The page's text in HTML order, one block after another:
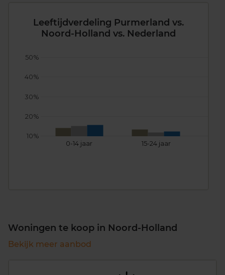
Leeftijdverdeling Purmerland vs.
Noord-Holland vs. Nederland
0-14 jaar 15-24 jaar
10%
20%
30%
40%
50%
Woningen te koop in Noord-Holland
Bekijk meer aanbod